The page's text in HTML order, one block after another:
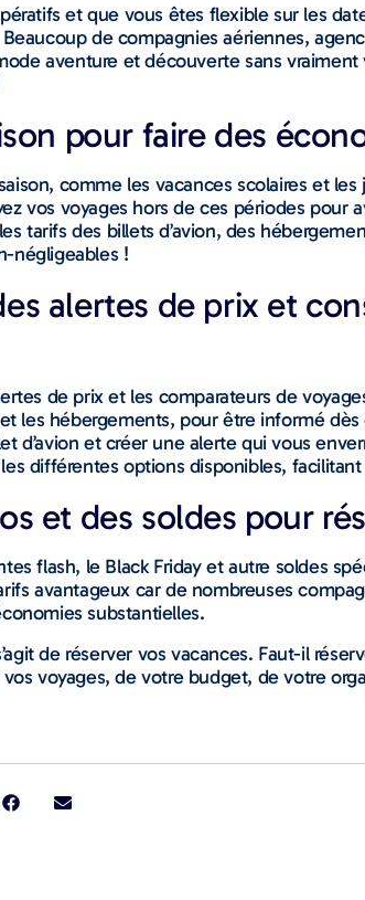
et que vous êtes flexible sur les
de compagnies aériennes,
aventure et découverte sans
pour faire des
comme les vacances scolaires et
vos voyages hors de ces périodes
tarifs des billets d’avion, des
négligeables !
alertes de prix et
de prix et les comparateurs de
les hébergements, pour être informé
d’avion et créer une alerte qui vous
différentes options disponibles,
et des soldes pour
flash, le Black Friday et autre soldes
avantageux car de nombreuses
substantielles.
de réserver vos vacances. Faut-il
voyages, de votre budget, de votre